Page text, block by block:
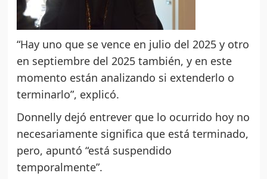
“Hay uno que se vence en julio del 2025 y otro
en septiembre del 2025 también, y en este
momento están analizando si extenderlo o
terminarlo”, explicó.
Donnelly dejó entrever que lo ocurrido hoy no
necesariamente significa que está terminado,
pero, apuntó “está suspendido
temporalmente”.